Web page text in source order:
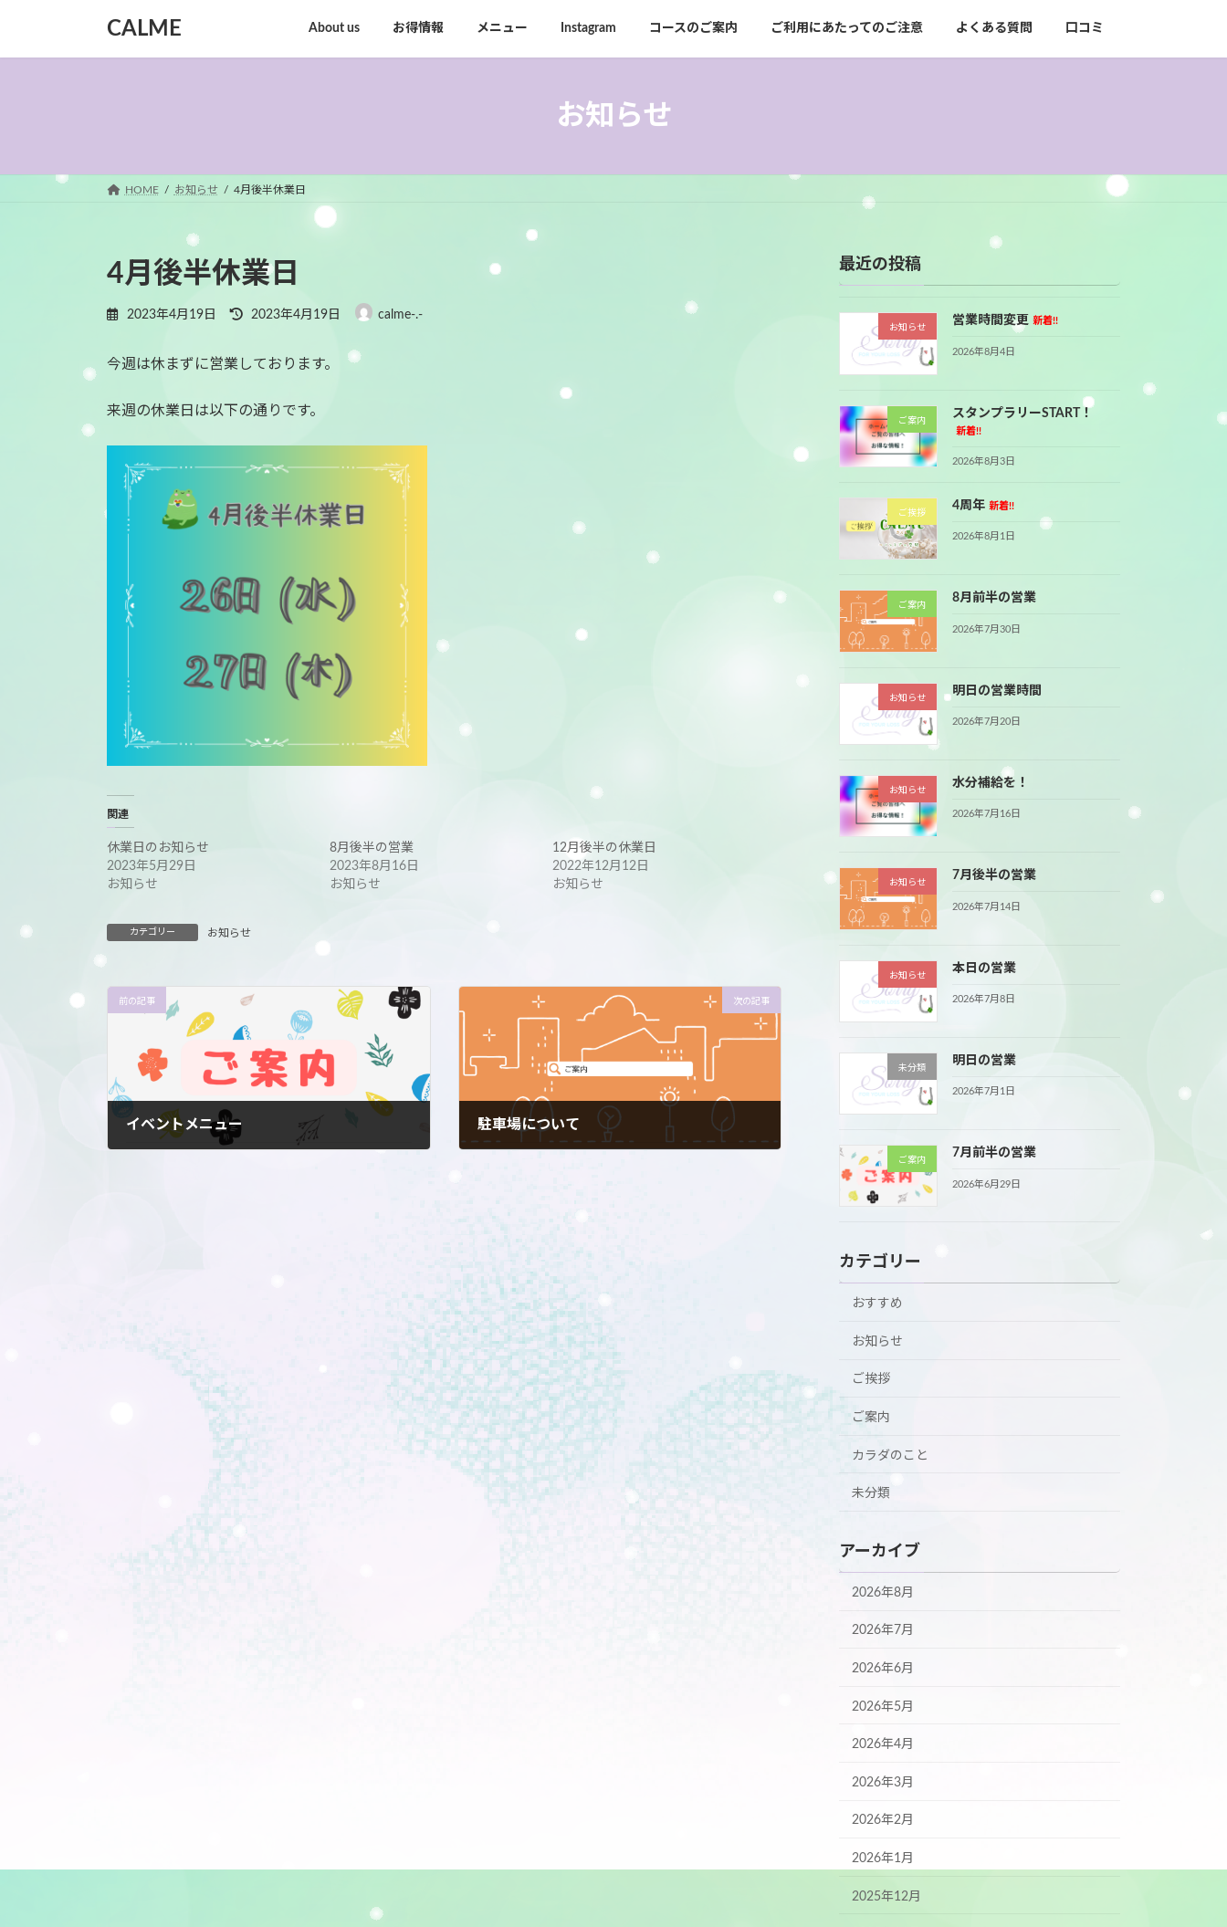
テ
ゲ
CALME About us お得情報 メニュー Instagram コースのご案内 ご利用にあたってのご注意 よくある質問 口コミ
お知らせ
HOME お知らせ 4月後半休業日
4月後半休業日
2023年4月19日
最
新
時
2023年4月19日 calme-.-
今週は休まずに営業しております。
来週の休業日は以下の通りです。
関連
休業日のお知らせ
2023年5月29日
お知らせ
8月後半の営業
2023年8月16日
お知らせ
12月後半の休業日
2022年12月12日
お知らせ
カテゴリー お知らせ
前の記事
イベントメニュー
次の記事
駐車場について
最近の投稿
お知らせ
営業時間変更 新着!!
2026年8月4日
ご案内
スタンプラリーSTART！
新着!!
2026年8月3日
ご挨拶
4周年 新着!!
2026年8月1日
ご案内
8月前半の営業
2026年7月30日
お知らせ
明日の営業時間
2026年7月20日
お知らせ
水分補給を！
2026年7月16日
お知らせ
7月後半の営業
2026年7月14日
お知らせ
本日の営業
2026年7月8日
未分類
明日の営業
2026年7月1日
ご案内
7月前半の営業
2026年6月29日
カテゴリー
おすすめ
お知らせ
ご挨拶
ご案内
カラダのこと
未分類
アーカイブ
2026年8月
2026年7月
2026年6月
2026年5月
2026年4月
2026年3月
2026年2月
2026年1月
2025年12月